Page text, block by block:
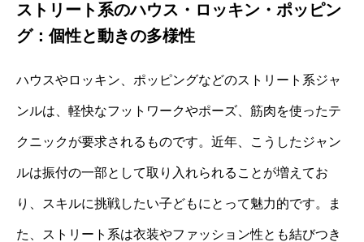
ストリート系のハウス・ロッキン・ポッピン
グ：個性と動きの多様性
ハウスやロッキン、ポッピングなどのストリート系ジャ
ンルは、軽快なフットワークやポーズ、筋肉を使ったテ
クニックが要求されるものです。近年、こうしたジャン
ルは振付の一部として取り入れられることが増えてお
り、スキルに挑戦したい子どもにとって魅力的です。ま
た、ストリート系は衣装やファッション性とも結びつき